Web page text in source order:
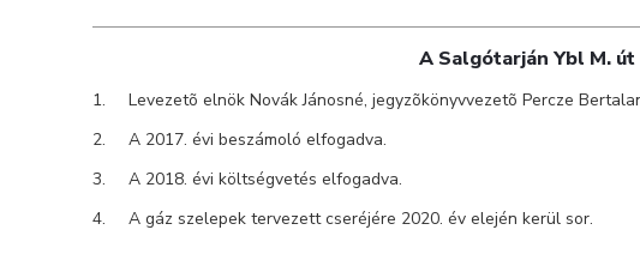
A Salgótarján Ybl M.
Levezetõ elnök Novák Jánosné, jegyzõkönyvvezetõ Percze
A 2017. évi beszámoló elfogadva.
A 2018. évi költségvetés elfogadva.
A gáz szelepek tervezett cseréjére 2020. év elején kerül sor.